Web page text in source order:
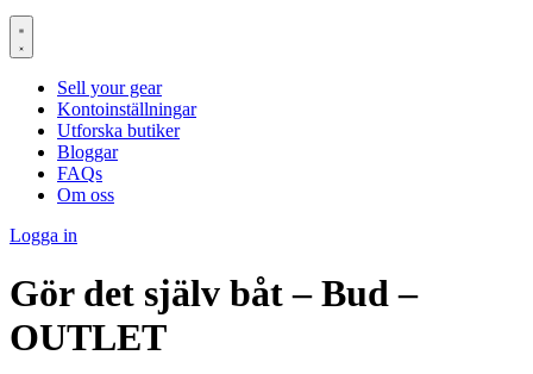
Sell your gear
Kontoinställningar
Utforska butiker
Bloggar
FAQs
Om oss
Logga in
Gör det själv båt – Bud –
OUTLET